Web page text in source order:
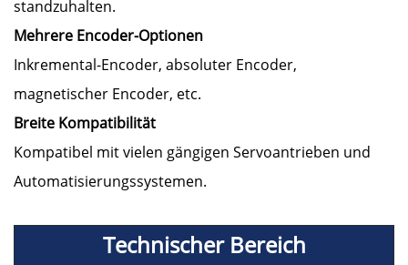
standzuhalten.
Mehrere Encoder-Optionen
Inkremental-Encoder, absoluter Encoder,
magnetischer Encoder, etc.
Breite Kompatibilität
Kompatibel mit vielen gängigen Servoantrieben und
Automatisierungssystemen.
Technischer Bereich